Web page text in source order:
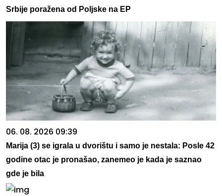
Srbije poražena od Poljske na EP
06. 08. 2026 09:39
Marija (3) se igrala u dvorištu i samo je nestala: Posle 42
godine otac je pronašao, zanemeo je kada je saznao
gde je bila